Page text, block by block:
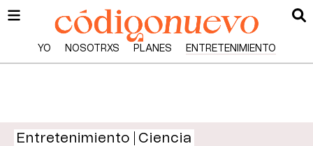
YO NOSOTRXS PLANES ENTRETENIMIENTO
Entretenimiento Ciencia